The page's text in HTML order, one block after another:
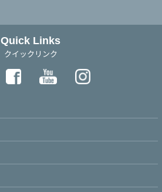
Quick Links
クイックリンク